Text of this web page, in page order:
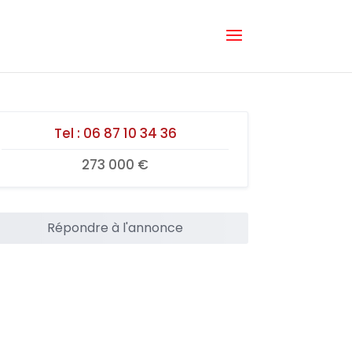
Tel : 06 87 10 34 36
273 000 €
Répondre à l'annonce